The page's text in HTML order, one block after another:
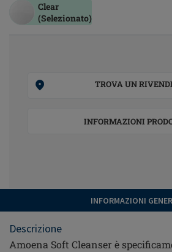
Clear
(Selezionato)
TROVA UN
INFORMAZIONI
INFORMAZIONI
Descrizione
Amoena Soft Cleanser è